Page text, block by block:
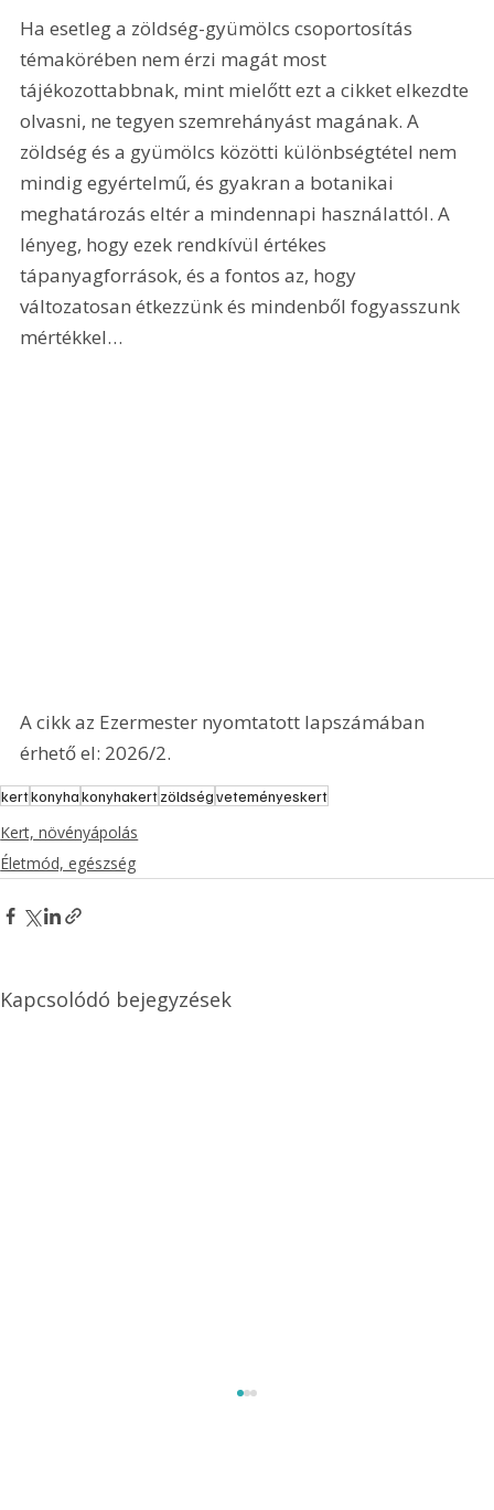
Ha esetleg a zöldség-gyümölcs csoportosítás
témakörében nem érzi magát most
tájékozottabbnak, mint mielőtt ezt a cikket elkezdte
olvasni, ne tegyen szemrehányást magának. A
zöldség és a gyümölcs közötti különbségtétel nem
mindig egyértelmű, és gyakran a botanikai
meghatározás eltér a mindennapi használattól. A
lényeg, hogy ezek rendkívül értékes
tápanyagforrások, és a fontos az, hogy
változatosan étkezzünk és mindenből fogyasszunk
mértékkel…
A cikk az Ezermester nyomtatott lapszámában
érhető el: 2026/2.
kertkonyhakonyhakertzöldségveteményeskert
Kert, növényápolás
Életmód, egészség
Kapcsolódó bejegyzések